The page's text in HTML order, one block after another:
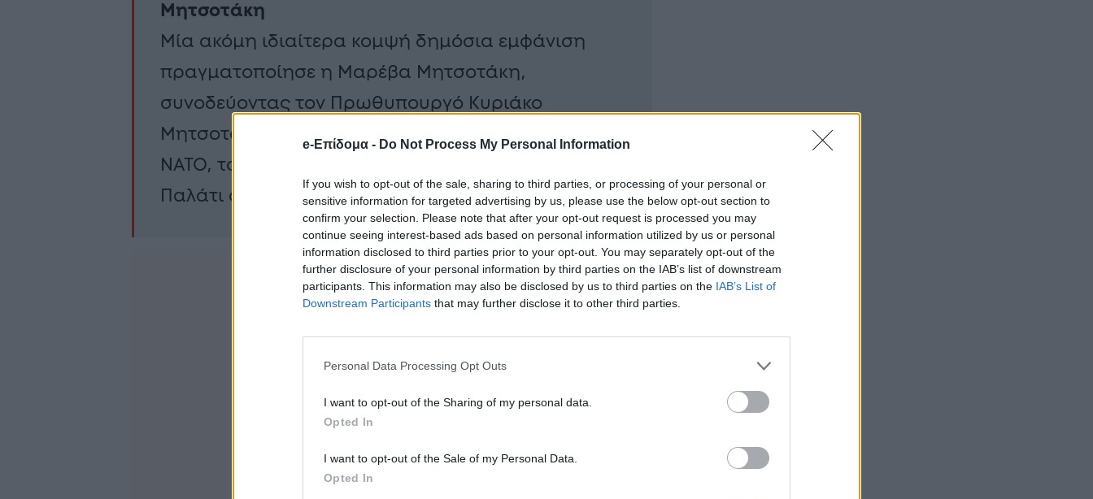
e-Επίδομα - Do Not Process My Personal Information
If you wish to opt-out of the sale, sharing to third parties, or processing of your personal or
sensitive information for targeted advertising by us, please use the below opt-out section to
confirm your selection. Please note that after your opt-out request is processed you may
continue seeing interest-based ads based on personal information utilized by us or personal
information disclosed to third parties prior to your opt-out. You may separately opt-out of the
further disclosure of your personal information by third parties on the IAB’s list of downstream
participants. This information may also be disclosed by us to third parties on the IAB’s List of
Downstream Participants that may further disclose it to other third parties.
Personal Data Processing Opt Outs
I want to opt-out of the Sharing of my personal data.
Opted In
I want to opt-out of the Sale of my Personal Data.
Opted In
Μητσοτάκη
Μία ακόμη ιδιαίτερα κομψή δημόσια εμφάνιση
πραγματοποίησε η Μαρέβα Μητσοτάκη,
συνοδεύοντας τον Πρωθυπουργό Κυριάκο
Μητσοτάκη στο επίσημο δείπνο των ηγετών του
ΝΑΤΟ, το οποίο πραγματοποιήθηκε στο Λευκό
Παλάτι στην Άγκυρα.